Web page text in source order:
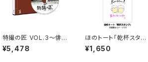
特撮の匠 VOL.3～俳
優 編～
¥5,478
ほのトート「乾杯スタン
プ」
¥1,650